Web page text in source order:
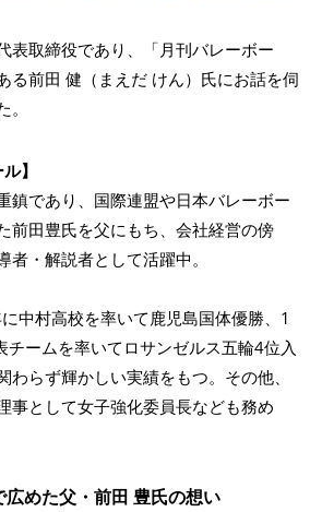
表取締役であり、「月刊バレーボー
る前田 健（まえだ けん）氏にお話を伺
】
鎮であり、国際連盟や日本バレーボー
前田豊氏を父にもち、会社経営の傍
者・解説者として活躍中。
中村高校を率いて鹿児島国体優勝、1
ームを率いてロサンゼルス五輪4位入
わらず輝かしい実績をもつ。その他、
事として女子強化委員長なども務め
めた父・前田 豊氏の想い